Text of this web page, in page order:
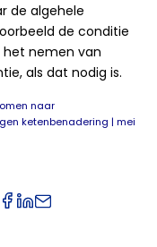
de algehele
de conditie
het nemen van
als dat nodig is.
naar
ketenbenadering | mei